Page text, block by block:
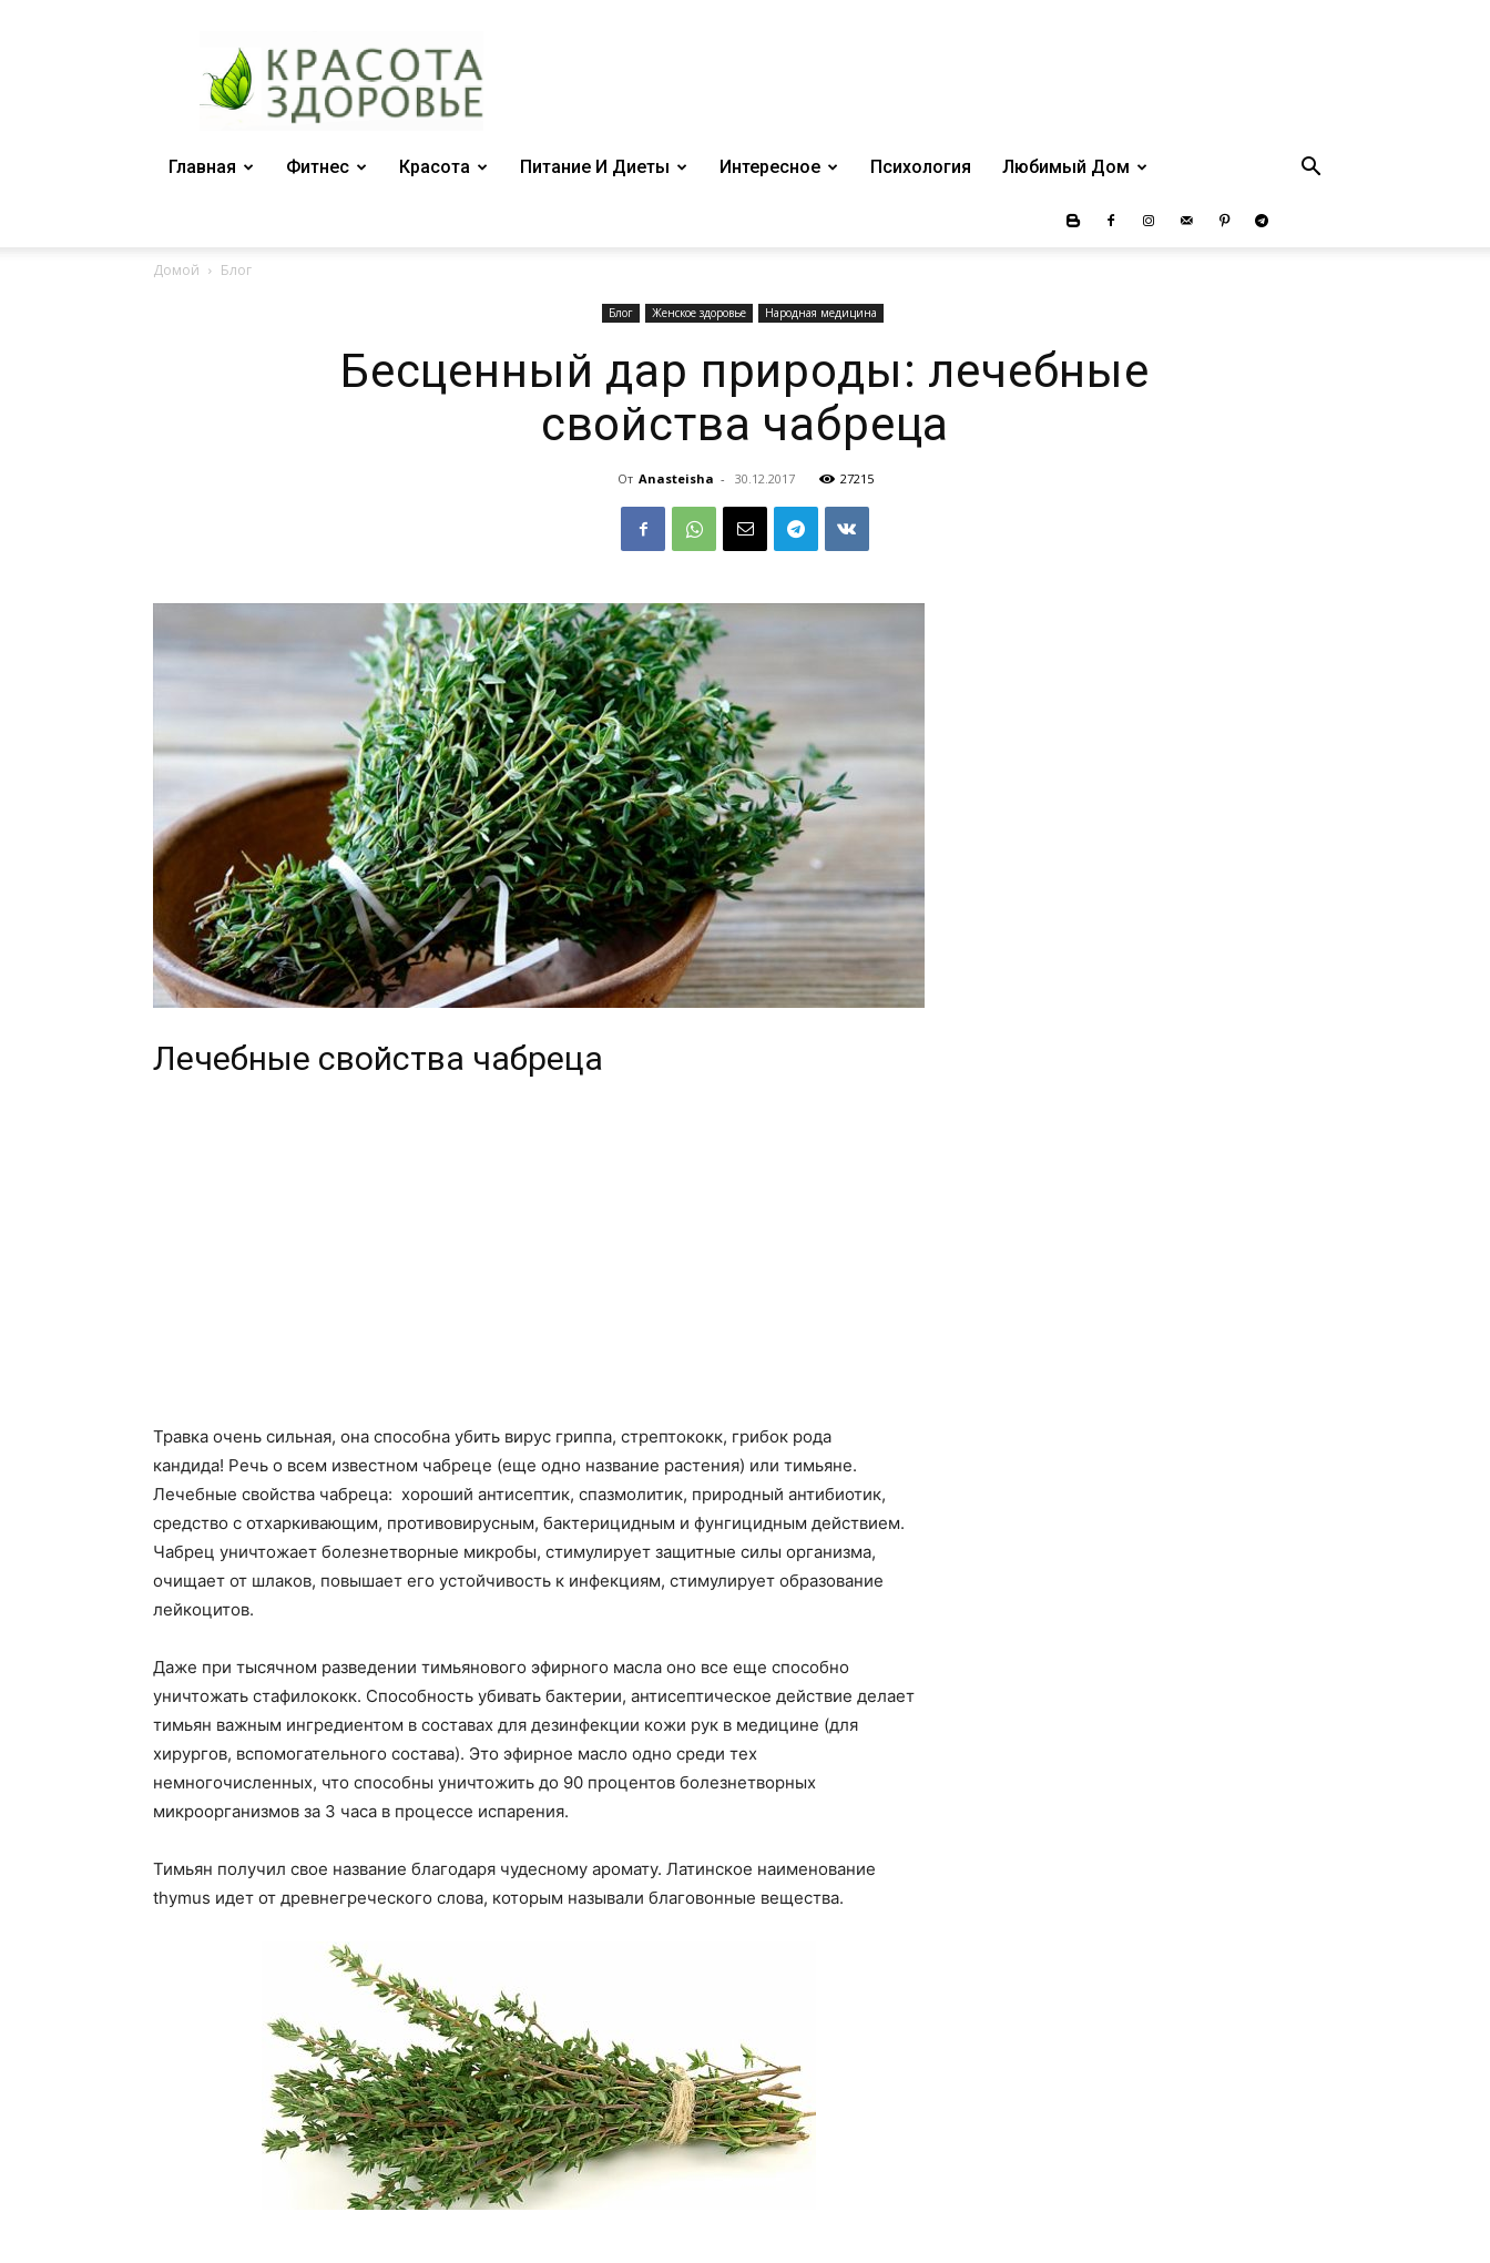
журнал
"Красота
и
Главная
Фитнес Красота Питание И Диеты Интересное Психология Любимый Дом
Домой Блог
Блог Женское здоровье Народная медицина
Бесценный дар природы: лечебные
свойства чабреца
От Anasteisha - 30.12.2017 27215
Лечебные свойства чабреца
Травка очень сильная, она способна убить вирус гриппа, стрептококк, грибок рода
кандида! Речь о всем известном чабреце (еще одно название растения) или тимьяне.
Лечебные свойства чабреца: хороший антисептик, спазмолитик, природный антибиотик,
средство с отхаркивающим, противовирусным, бактерицидным и фунгицидным действием.
Чабрец уничтожает болезнетворные микробы, стимулирует защитные силы организма,
очищает от шлаков, повышает его устойчивость к инфекциям, стимулирует образование
лейкоцитов.
Даже при тысячном разведении тимьянового эфирного масла оно все еще способно
уничтожать стафилококк. Способность убивать бактерии, антисептическое действие делает
тимьян важным ингредиентом в составах для дезинфекции кожи рук в медицине (для
хирургов, вспомогательного состава). Это эфирное масло одно среди тех
немногочисленных, что способны уничтожить до 90 процентов болезнетворных
микроорганизмов за 3 часа в процессе испарения.
Тимьян получил свое название благодаря чудесному аромату. Латинское наименование
thymus идет от древнегреческого слова, которым называли благовонные вещества.